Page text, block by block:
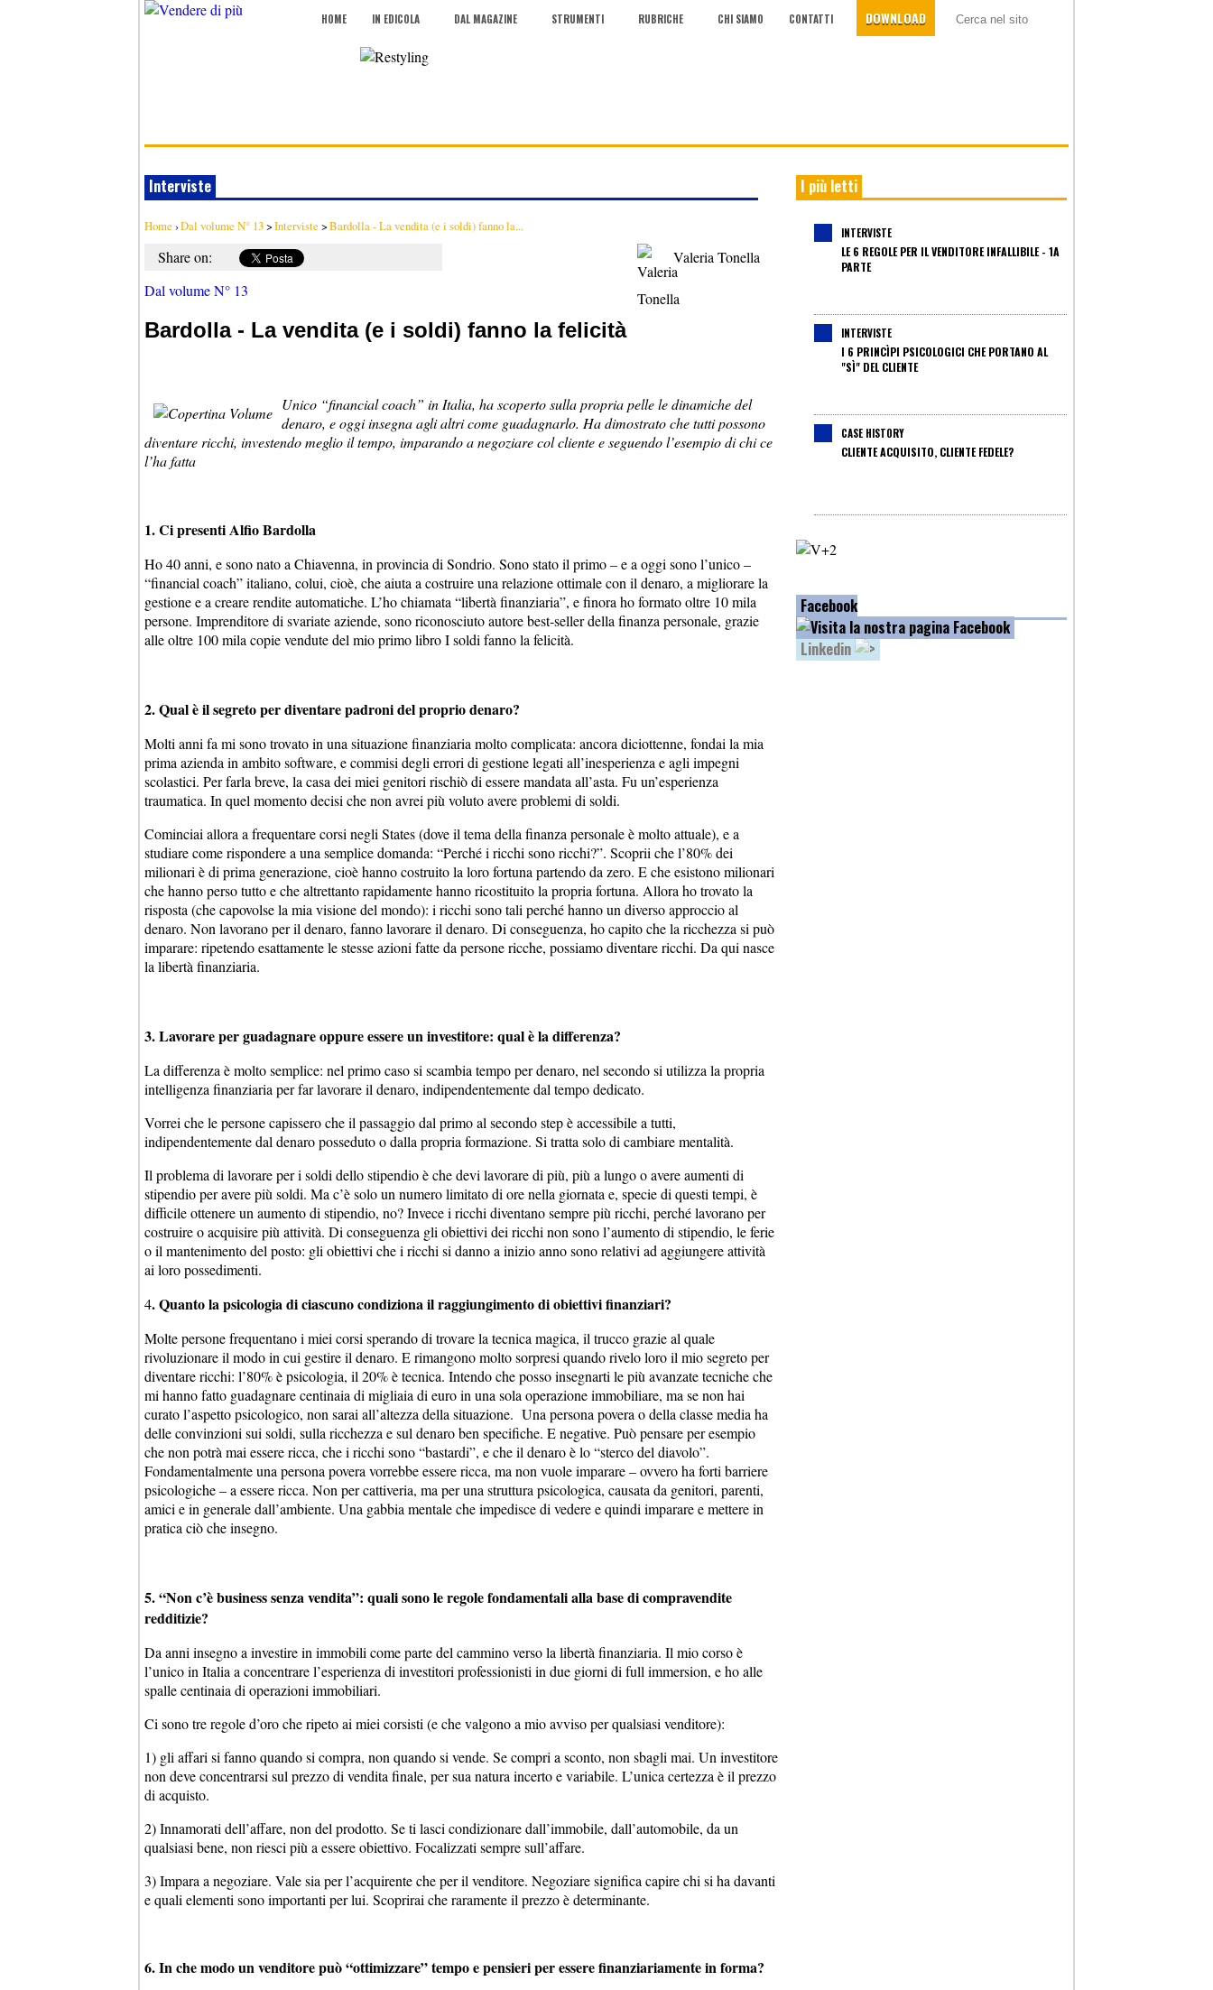
HOME IN EDICOLA DAL MAGAZINE STRUMENTI RUBRICHE CHI SIAMO CONTATTI DOWNLOAD
Interviste
Home ›Dal volume N° 13>Interviste >Bardolla - La vendita (e i soldi) fanno la...
Share on:
Valeria Tonella
Dal volume N° 13
Bardolla - La vendita (e i soldi) fanno la felicità
Unico “financial coach” in Italia, ha scoperto sulla propria pelle le dinamiche del
denaro, e oggi insegna agli altri come guadagnarlo. Ha dimostrato che tutti possono
diventare ricchi, investendo meglio il tempo, imparando a negoziare col cliente e seguendo l’esempio di chi ce
l’ha fatta
1. Ci presenti Alfio Bardolla
Ho 40 anni, e sono nato a Chiavenna, in provincia di Sondrio. Sono stato il primo – e a oggi sono l’unico –
“financial coach” italiano, colui, cioè, che aiuta a costruire una relazione ottimale con il denaro, a migliorare la
gestione e a creare rendite automatiche. L’ho chiamata “libertà finanziaria”, e finora ho formato oltre 10 mila
persone. Imprenditore di svariate aziende, sono riconosciuto autore best-seller della finanza personale, grazie
alle oltre 100 mila copie vendute del mio primo libro I soldi fanno la felicità.
2. Qual è il segreto per diventare padroni del proprio denaro?
Molti anni fa mi sono trovato in una situazione finanziaria molto complicata: ancora diciottenne, fondai la mia
prima azienda in ambito software, e commisi degli errori di gestione legati all’inesperienza e agli impegni
scolastici. Per farla breve, la casa dei miei genitori rischiò di essere mandata all’asta. Fu un’esperienza
traumatica. In quel momento decisi che non avrei più voluto avere problemi di soldi.
Cominciai allora a frequentare corsi negli States (dove il tema della finanza personale è molto attuale), e a
studiare come rispondere a una semplice domanda: “Perché i ricchi sono ricchi?”. Scoprii che l’80% dei
milionari è di prima generazione, cioè hanno costruito la loro fortuna partendo da zero. E che esistono milionari
che hanno perso tutto e che altrettanto rapidamente hanno ricostituito la propria fortuna. Allora ho trovato la
risposta (che capovolse la mia visione del mondo): i ricchi sono tali perché hanno un diverso approccio al
denaro. Non lavorano per il denaro, fanno lavorare il denaro. Di conseguenza, ho capito che la ricchezza si può
imparare: ripetendo esattamente le stesse azioni fatte da persone ricche, possiamo diventare ricchi. Da qui nasce
la libertà finanziaria.
3. Lavorare per guadagnare oppure essere un investitore: qual è la differenza?
La differenza è molto semplice: nel primo caso si scambia tempo per denaro, nel secondo si utilizza la propria
intelligenza finanziaria per far lavorare il denaro, indipendentemente dal tempo dedicato.
Vorrei che le persone capissero che il passaggio dal primo al secondo step è accessibile a tutti,
indipendentemente dal denaro posseduto o dalla propria formazione. Si tratta solo di cambiare mentalità.
Il problema di lavorare per i soldi dello stipendio è che devi lavorare di più, più a lungo o avere aumenti di
stipendio per avere più soldi. Ma c’è solo un numero limitato di ore nella giornata e, specie di questi tempi, è
difficile ottenere un aumento di stipendio, no? Invece i ricchi diventano sempre più ricchi, perché lavorano per
costruire o acquisire più attività. Di conseguenza gli obiettivi dei ricchi non sono l’aumento di stipendio, le ferie
o il mantenimento del posto: gli obiettivi che i ricchi si danno a inizio anno sono relativi ad aggiungere attività
ai loro possedimenti.
4. Quanto la psicologia di ciascuno condiziona il raggiungimento di obiettivi finanziari?
Molte persone frequentano i miei corsi sperando di trovare la tecnica magica, il trucco grazie al quale
rivoluzionare il modo in cui gestire il denaro. E rimangono molto sorpresi quando rivelo loro il mio segreto per
diventare ricchi: l’80% è psicologia, il 20% è tecnica. Intendo che posso insegnarti le più avanzate tecniche che
mi hanno fatto guadagnare centinaia di migliaia di euro in una sola operazione immobiliare, ma se non hai
curato l’aspetto psicologico, non sarai all’altezza della situazione. Una persona povera o della classe media ha
delle convinzioni sui soldi, sulla ricchezza e sul denaro ben specifiche. E negative. Può pensare per esempio
che non potrà mai essere ricca, che i ricchi sono “bastardi”, e che il denaro è lo “sterco del diavolo”.
Fondamentalmente una persona povera vorrebbe essere ricca, ma non vuole imparare – ovvero ha forti barriere
psicologiche – a essere ricca. Non per cattiveria, ma per una struttura psicologica, causata da genitori, parenti,
amici e in generale dall’ambiente. Una gabbia mentale che impedisce di vedere e quindi imparare e mettere in
pratica ciò che insegno.
5. “Non c’è business senza vendita”: quali sono le regole fondamentali alla base di compravendite
redditizie?
Da anni insegno a investire in immobili come parte del cammino verso la libertà finanziaria. Il mio corso è
l’unico in Italia a concentrare l’esperienza di investitori professionisti in due giorni di full immersion, e ho alle
spalle centinaia di operazioni immobiliari.
Ci sono tre regole d’oro che ripeto ai miei corsisti (e che valgono a mio avviso per qualsiasi venditore):
1) gli affari si fanno quando si compra, non quando si vende. Se compri a sconto, non sbagli mai. Un investitore
non deve concentrarsi sul prezzo di vendita finale, per sua natura incerto e variabile. L’unica certezza è il prezzo
di acquisto.
2) Innamorati dell’affare, non del prodotto. Se ti lasci condizionare dall’immobile, dall’automobile, da un
qualsiasi bene, non riesci più a essere obiettivo. Focalizzati sempre sull’affare.
3) Impara a negoziare. Vale sia per l’acquirente che per il venditore. Negoziare significa capire chi si ha davanti
e quali elementi sono importanti per lui. Scoprirai che raramente il prezzo è determinante.
6. In che modo un venditore può “ottimizzare” tempo e pensieri per essere finanziariamente in forma?
I più letti
INTERVISTE
LE 6 REGOLE PER IL VENDITORE INFALLIBILE - 1A
PARTE
INTERVISTE
I 6 PRINCÌPI PSICOLOGICI CHE PORTANO AL
"SÌ" DEL CLIENTE
CASE HISTORY
CLIENTE ACQUISITO, CLIENTE FEDELE?
Facebook
Linkedin